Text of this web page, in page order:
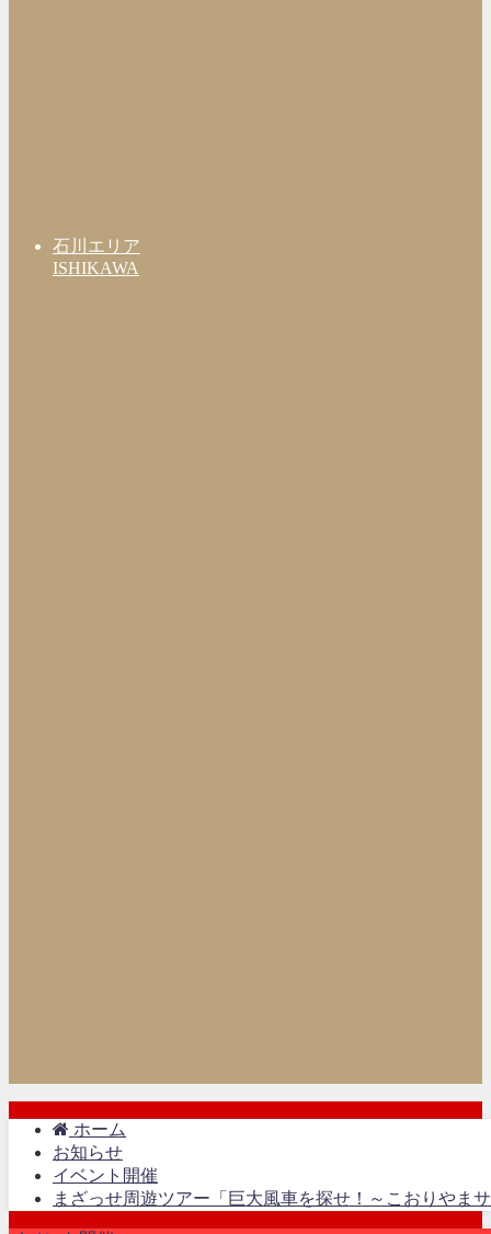
石川エリア
ISHIKAWA
ホーム
お知らせ
イベント開催
まざっせ周遊ツアー「巨大風車を探せ！～こおりやま